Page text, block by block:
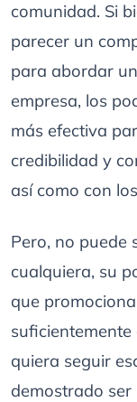
comunidad. Si
parecer un
para abordar
empresa, los
más efectiva
credibilidad y
así como con
Pero, no puede
cualquiera, su
que
quiera seguir
demostrado